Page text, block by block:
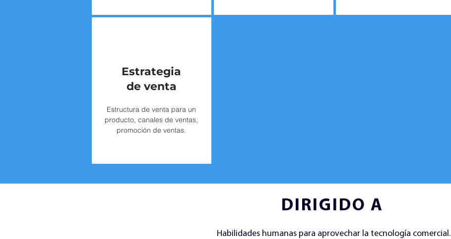
Estrategia
de venta
Estructura de venta para un
producto, canales de ventas,
promoción de ventas.
DIRIGIDO A
Habilidades humanas para aprovechar la tecnología comercial.